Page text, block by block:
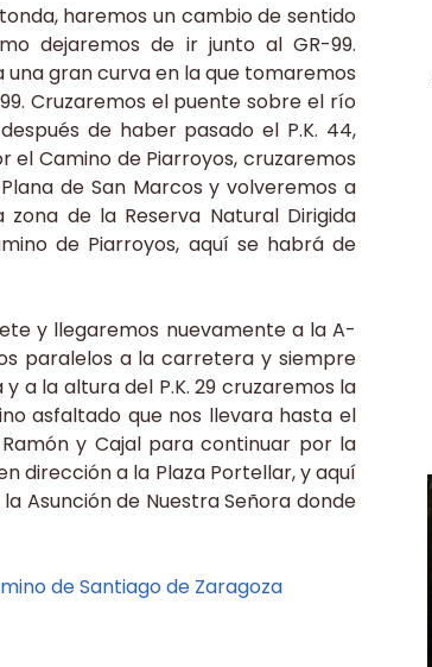
haremos un cambio de sentido
dejaremos de ir junto al GR-99.
una gran curva en la que tomaremos
Cruzaremos el puente sobre el río
de haber pasado el P.K. 44,
Camino de Piarroyos, cruzaremos
de San Marcos y volveremos a
de la Reserva Natural Dirigida
de Piarroyos, aquí se habrá de
y llegaremos nuevamente a la A-
paralelos a la carretera y siempre
a la altura del P.K. 29 cruzaremos la
asfaltado que nos llevara hasta el
y Cajal para continuar por la
dirección a la Plaza Portellar, y aquí
Asunción de Nuestra Señora donde
de Santiago de Zaragoza